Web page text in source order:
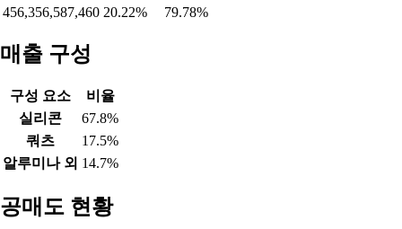
456,356,587,460 20.22% 79.78%
매출 구성
구성 요소
비율
실리콘
67.8%
쿼츠
17.5%
알루미나 외 14.7%
공매도 현황